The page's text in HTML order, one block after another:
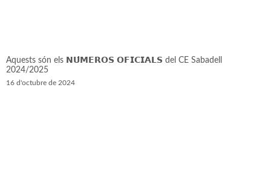
Aquests són els 𝗡𝗨́𝗠𝗘𝗥𝗢𝗦 𝗢𝗙𝗜𝗖𝗜𝗔𝗟𝗦 del CE Sabadell
2024/2025
16 d'octubre de 2024